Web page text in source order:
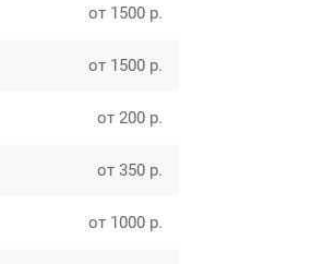
от 1500 р.
от 1500 р.
от 200 р.
от 350 р.
от 1000 р.